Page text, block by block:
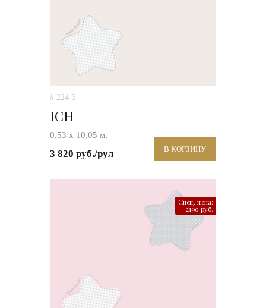
# 224-3
ICH
0,53 х 10,05 м.
3 820 руб./рул В КОРЗИНУ
Спец. цена:
2190 руб.